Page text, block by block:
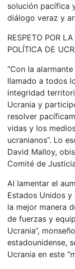
solución pacífica
diálogo veraz y
RESPETO POR
POLÍTICA DE
“Con la
llamado a todos
integridad
Ucrania y
resolver
vidas y los
ucranianos”. Lo
David Malloy,
Comité de
Al lamentar el
Estados Unidos y
la mejor manera
de fuerzas y
Ucrania”,
estadounidense,
Ucrania en este